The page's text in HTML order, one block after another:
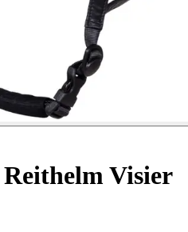
Reithelm Visier